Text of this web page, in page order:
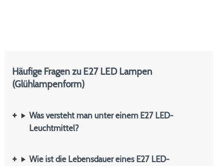
Häufige Fragen zu E27 LED Lampen
(Glühlampenform)
Was versteht man unter einem E27 LED-
Leuchtmittel?
Wie ist die Lebensdauer eines E27 LED-